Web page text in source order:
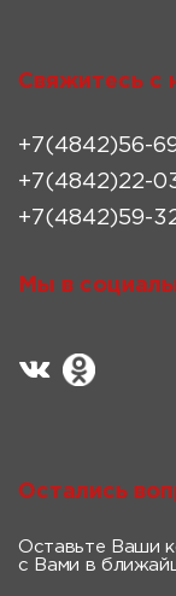
Свяжитесь с
+7(4842)56-
+7(4842)22-
+7(4842)59-
Мы в
Остались
Оставьте Ваши
с Вами в